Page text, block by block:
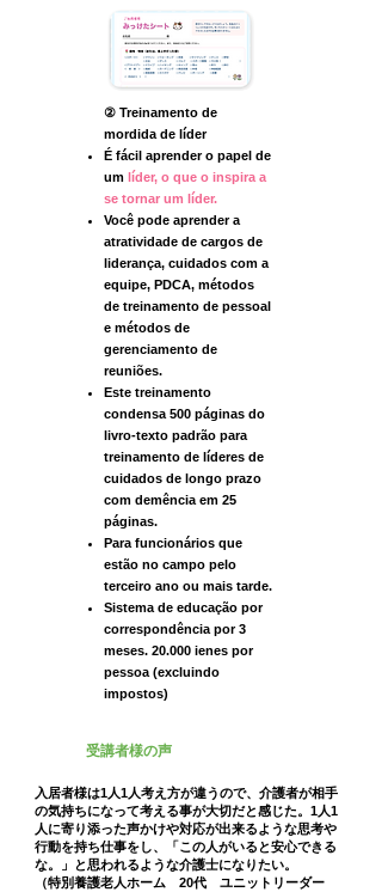
② Treinamento de
mordida de líder
É fácil aprender o papel de
um líder, o que o inspira a
se tornar um líder.
Você pode aprender a
atratividade de cargos de
liderança, cuidados com a
equipe, PDCA, métodos
de treinamento de pessoal
e métodos de
gerenciamento de
reuniões.
Este treinamento
condensa 500 páginas do
livro-texto padrão para
treinamento de líderes de
cuidados de longo prazo
com demência em 25
páginas.
Para funcionários que
estão no campo pelo
terceiro ano ou mais tarde.
Sistema de educação por
correspondência por 3
meses. 20.000 ienes por
pessoa (excluindo
impostos)
受講者様の声
入居者様は1人1人考え方が違うので、介護者が相手
の気持ちになって考える事が大切だと感じた。1人1
人に寄り添った声かけや対応が出来るような思考や
行動を持ち仕事をし、「この人がいると安心できる
な。」と思われるような介護士になりたい。
（特別養護老人ホーム 20代 ユニットリーダー